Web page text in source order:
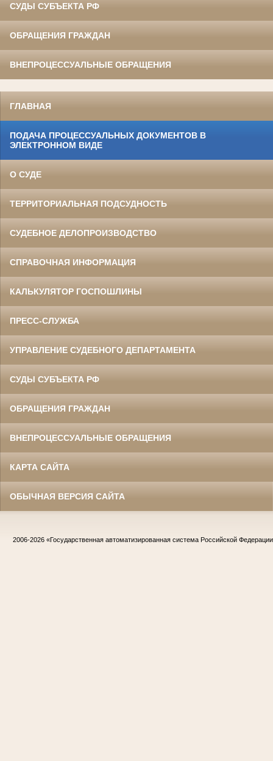
СУДЫ СУБЪЕКТА РФ
ОБРАЩЕНИЯ ГРАЖДАН
ВНЕПРОЦЕССУАЛЬНЫЕ ОБРАЩЕНИЯ
ГЛАВНАЯ
ПОДАЧА ПРОЦЕССУАЛЬНЫХ ДОКУМЕНТОВ В
ЭЛЕКТРОННОМ ВИДЕ
О СУДЕ
ТЕРРИТОРИАЛЬНАЯ ПОДСУДНОСТЬ
СУДЕБНОЕ ДЕЛОПРОИЗВОДСТВО
СПРАВОЧНАЯ ИНФОРМАЦИЯ
КАЛЬКУЛЯТОР ГОСПОШЛИНЫ
ПРЕСС-СЛУЖБА
УПРАВЛЕНИЕ СУДЕБНОГО ДЕПАРТАМЕНТА
СУДЫ СУБЪЕКТА РФ
ОБРАЩЕНИЯ ГРАЖДАН
ВНЕПРОЦЕССУАЛЬНЫЕ ОБРАЩЕНИЯ
КАРТА САЙТА
ОБЫЧНАЯ ВЕРСИЯ САЙТА
2006-2026 «Государственная автоматизированная система Российской